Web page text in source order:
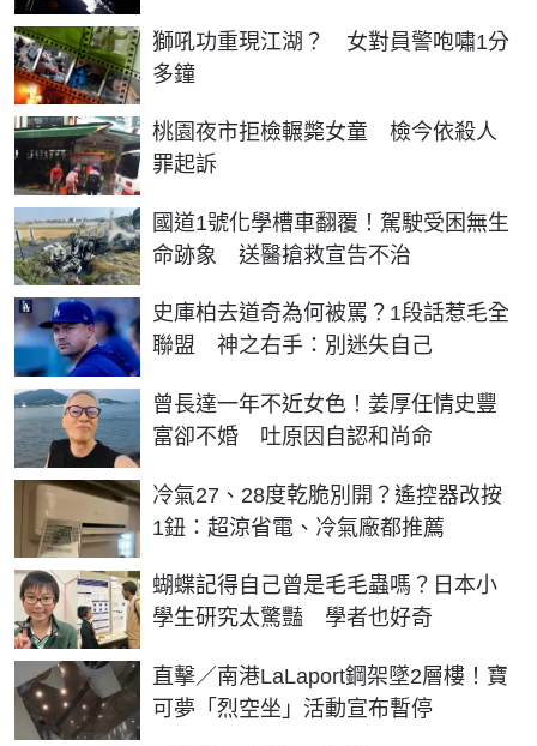
獅吼功重現江湖？ 女對員警咆嘯1分
多鐘
桃園夜市拒檢輾斃女童 檢今依殺人
罪起訴
國道1號化學槽車翻覆！駕駛受困無生
命跡象 送醫搶救宣告不治
史庫柏去道奇為何被罵？1段話惹毛全
聯盟 神之右手：別迷失自己
曾長達一年不近女色！姜厚任情史豐
富卻不婚 吐原因自認和尚命
冷氣27、28度乾脆別開？遙控器改按
1鈕：超涼省電、冷氣廠都推薦
蝴蝶記得自己曾是毛毛蟲嗎？日本小
學生研究太驚豔 學者也好奇
直擊／南港LaLaport鋼架墜2層樓！寶
可夢「烈空坐」活動宣布暫停